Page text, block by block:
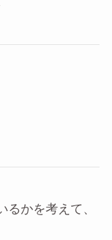
るかを考えて、